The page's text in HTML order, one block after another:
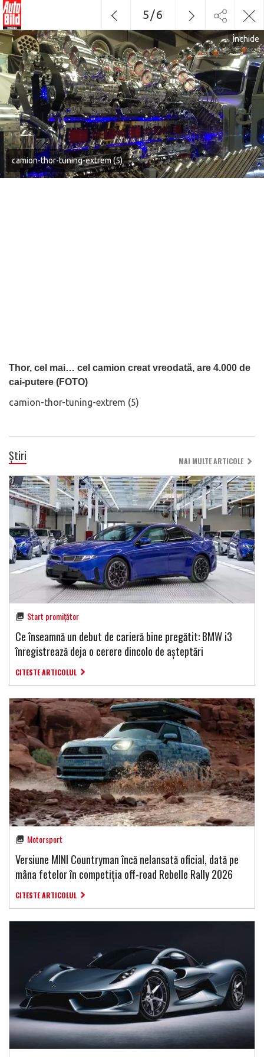
camion-thor-tuning-extrem (5)
Thor, cel mai… cel camion creat vreodată, are 4.000 de
cai-putere (FOTO)
camion-thor-tuning-extrem (5)
Închide
5/6
Știri MAI MULTE ARTICOLE
Start promițător
Ce înseamnă un debut de carieră bine pregătit: BMW i3
înregistrează deja o cerere dincolo de așteptări
CITESTE ARTICOLUL
Motorsport
Versiune MINI Countryman încă nelansată oficial, dată pe
mâna fetelor în competiția off-road Rebelle Rally 2026
CITESTE ARTICOLUL